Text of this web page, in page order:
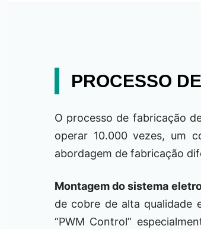
PROCESSO
O processo de fabricação
operar 10.000 vezes, um
abordagem de fabricação
Montagem do sistema
de cobre de alta qualidade
“PWM Control”